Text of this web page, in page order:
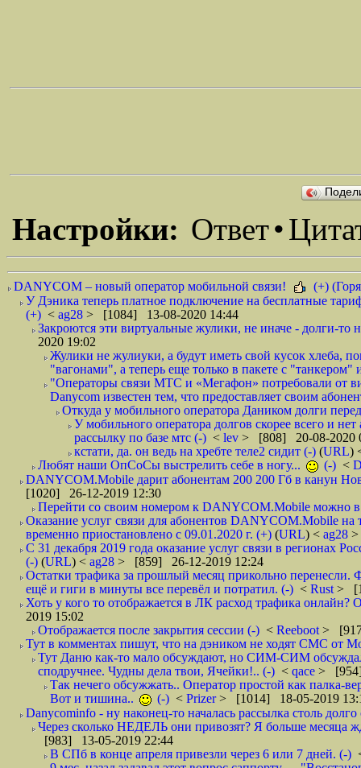
Настройки: Ответ•
DANYCOM – новый оператор мобильной связи!
(+)
У Дэника теперь платное подключение на бесплатные
(+) < ag28 > [1084] 13-08-2020 14:44
Закроются эти виртуальные жулики, не иначе - долги-то
2020 19:02
Жулики не жулиуки, а будут иметь свой кусок хлеба,
"вагонами", а теперь еще только в пакете с
"Операторы связи МТС и «Мегафон» потребовали от
Danycom известен тем, что предоставляет своим
Откуда у мобильного оператора Даником долги
У мобильного оператора долгов скорее всего и
рассылку по базе мтс (-) < lev > [808] 20-08-2020
кстати, да. он ведь на хребте теле2 сидит (-) (URL)
Любят наши ОпСоСы выстрелить себе в ногу...
(-) <
DANYCOM.Mobile дарит абонентам 200 200 Гб в канун
[1020] 26-12-2019 12:30
Перейти со своим номером к DANYCOM.Mobile можно в
Оказание услуг связи для абонентов DANYCOM.Mobile
временно приостановлено с 09.01.2020 г. (+) (URL) < ag28 >
С 31 декабря 2019 года оказание услуг связи в регионах
(-) (URL) < ag28 > [859] 26-12-2019 12:24
Остатки трафика за прошлый месяц прикольно
ещё и гиги в минуты все перевёл и потратил. (-) < Rust >
Хоть у кого то отображается в ЛК расход трафика
2019 15:02
Отображается после закрытия сессии (-) < Reeboot >
Тут в комментах пишут, что на дэником не ходят СМС от
Тут Даню как-то мало обсуждают, но СИМ-СИМ
сподручнее. Чудны дела твои, Ячейки!.. (-) < qace > [954]
Так нечего обсужжать.. Оператор простой как палка-
Вот и тишина..
(-) < Prizer> [1014] 18-05-2019
Danycominfo - ну наконец-то началась рассылка столь
Через сколько НЕДЕЛЬ они привозят? Я больше месяца
[983] 13-05-2019 22:44
В СПб в конце апреля привезли через 6 или 7 дней. (-)